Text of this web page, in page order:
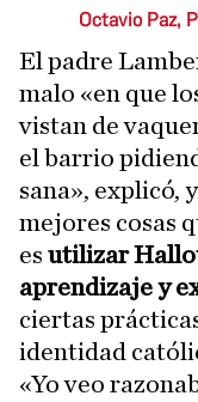
Octavio Paz,
El padre
malo «en que
vistan de
el barrio
sana», explicó,
mejores cosas
es utilizar
aprendizaje y
ciertas
identidad
«Yo veo